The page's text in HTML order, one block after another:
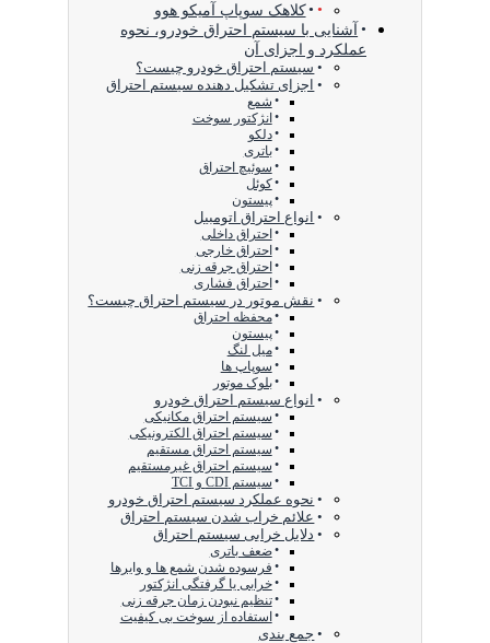
کلاهک سوپاپ آمیکو هوو
آشنایی با سیستم احتراق خودرو، نحوه
عملکرد و اجزای آن
سیستم احتراق خودرو چیست؟
اجزای تشکیل دهنده سیستم احتراق
شمع
انژکتور سوخت
دلکو
باتری
سوئیچ احتراق
کوئل
پیستون
انواع احتراق اتومبیل
احتراق داخلی
احتراق خارجی
احتراق جرقه زنی
احتراق فشاری
نقش موتور در سیستم احتراق چیست؟
محفظه احتراق
پیستون
میل لنگ
سوپاپ ها
بلوک موتور
انواع سیستم احتراق خودرو
سیستم احتراق مکانیکی
سیستم احتراق الکترونیکی
سیستم احتراق مستقیم
سیستم احتراق غیرمستقیم
سیستم CDI و TCI
نحوه عملکرد سیستم احتراق خودرو
علائم خراب شدن سیستم احتراق
دلایل خرابی سیستم احتراق
ضعف باتری
فرسوده شدن شمع ها و وایرها
خرابی یا گرفتگی انژکتور
تنظیم نبودن زمان جرقه زنی
استفاده از سوخت بی کیفیت
جمع بندی